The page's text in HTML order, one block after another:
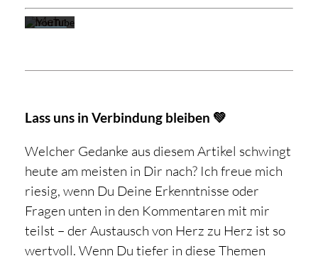
Mehr
YouTube
entsperren
Lass uns in Verbindung bleiben 💚
Welcher Gedanke aus diesem Artikel schwingt
heute am meisten in Dir nach? Ich freue mich
riesig, wenn Du Deine Erkenntnisse oder
Fragen unten in den Kommentaren mit mir
teilst – der Austausch von Herz zu Herz ist so
wertvoll. Wenn Du tiefer in diese Themen